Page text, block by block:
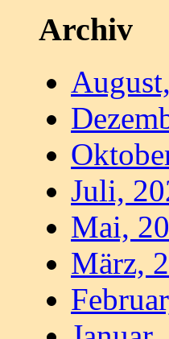
Archiv
Juli,
Mai,
März,